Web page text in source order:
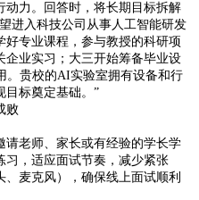
力。回答时，将长期目标拆解
进入科技公司从事人工智能研发
专业课程，参与教授的科研项
企业实习；大三开始筹备毕业设
。贵校的AI实验室拥有设备和行
目标奠定基础。”
败
老师、家长或有经验的学长学
习，适应面试节奏，减少紧张
麦克风），确保线上面试顺利